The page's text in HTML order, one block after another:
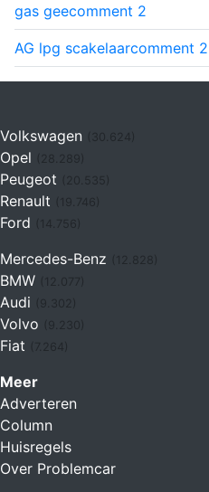
gas geecomment 2
AG lpg scakelaarcomment 2
Volkswagen (30.624)
Opel (28.289)
Peugeot (20.535)
Renault (19.746)
Ford (14.756)
Mercedes-Benz (12.828)
BMW (12.077)
Audi (9.302)
Volvo (9.230)
Fiat (7.264)
Meer
Adverteren
Column
Huisregels
Over Problemcar